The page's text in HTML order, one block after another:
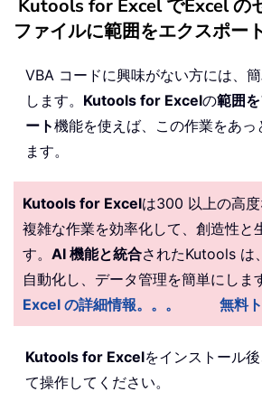
Kutools for Excel でExcel の
ファイルに範囲をエクスポー
VBA コードに興味がない方には、
します。 Kutools for Excelの範囲
ート機能を使えば、この作業をあっ
ます。
Kutools for Excelは300 以上の高度
複雑な作業を効率化して、創造性と
す。 AI 機能と統合されたKutools は
自動化し、データ管理を簡単にしま
Excel の詳細情報。。。
無料
Kutools for Excelをインストール
て操作してください。